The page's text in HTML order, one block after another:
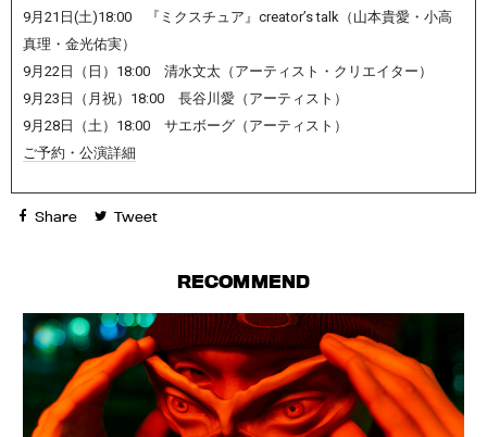
9月21日(土)18:00 『ミクスチュア』creator’s talk（山本貴愛・小高
真理・金光佑実）
9月22日（日）18:00 清水文太（アーティスト・クリエイター）
9月23日（月祝）18:00 長谷川愛（アーティスト）
9月28日（土）18:00 サエボーグ（アーティスト）
ご予約・公演詳細
Share Tweet
RECOMMEND